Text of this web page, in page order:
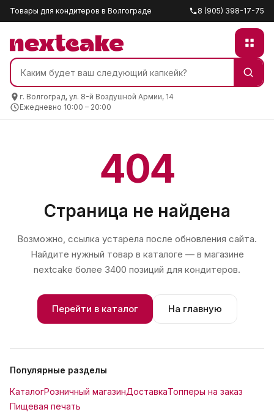
Товары для кондитеров в Волгограде 8 (905) 398-17-75
г. Волгоград, ул. 8-й Воздушной Армии, 14
Ежедневно 10:00 – 20:00
404
Страница не найдена
Возможно, ссылка устарела после обновления сайта.
Найдите нужный товар в каталоге — в магазине
nextcake более 3400 позиций для кондитеров.
Перейти в каталог На главную
Популярные разделы
КаталогРозничный магазинДоставкаТопперы на заказ
Пищевая печать